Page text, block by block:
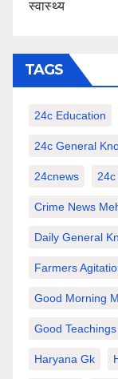
स्वास्थ्य
TAGS
24c Education
24c General
24cnews
Crime News
Daily General
Farmers
Good Morning
Good Teachings
Haryana Gk